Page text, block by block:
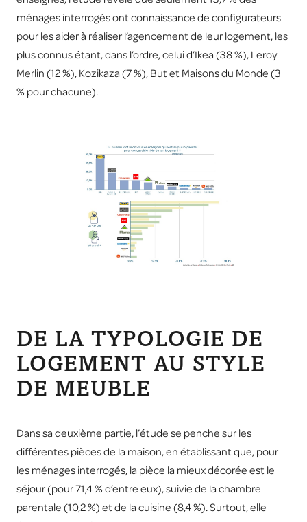
ménages interrogés ont connaissance de configurateurs
pour les aider à réaliser l’agencement de leur logement, les
plus connus étant, dans l’ordre, celui d’Ikea (38 %), Leroy
Merlin (12 %), Kozikaza (7 %), But et Maisons du Monde (3
% pour chacune).
DE LA TYPOLOGIE DE
LOGEMENT AU STYLE
DE MEUBLE
Dans sa deuxième partie, l’étude se penche sur les
différentes pièces de la maison, en établissant que, pour
les ménages interrogés, la pièce la mieux décorée est le
séjour (pour 71,4 % d’entre eux), suivie de la chambre
parentale (10,2 %) et de la cuisine (8,4 %). Surtout, elle